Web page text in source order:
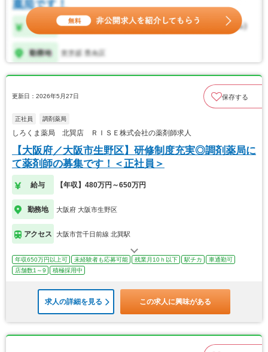
更新日：2026年5月27日 保存する
正社員 調剤薬局
しろくま薬局 北巽店 ＲＩＳＥ株式会社の薬剤師求人
【大阪府／大阪市生野区】研修制度充実◎調剤薬局に
て薬剤師の募集です！＜正社員＞
給与 【年収】480万円～650万円
勤務地 大阪府 大阪市生野区
アクセス 大阪市営千日前線 北巽駅
年収650万円以上可 未経験者も応募可能 残業月10ｈ以下 駅チカ
車通勤可
店舗数1～9
積極採用中
求人の詳細を見る この求人に興味がある